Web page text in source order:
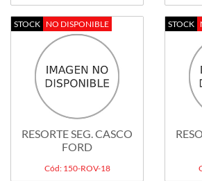
STOCK NO DISPONIBLE
RESORTE SEG. CASCO
FORD
Cód: 150-ROV-18
STOCK